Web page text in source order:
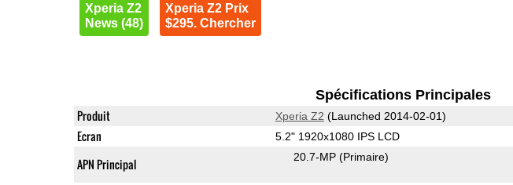
Xperia Z2
News (48)
Xperia Z2 Prix
$295. Chercher
Spécifications Principales
Produit Xperia Z2 (Launched 2014-02-01)
Ecran 5.2" 1920x1080 IPS LCD
APN Principal 20.7-MP (Primaire)